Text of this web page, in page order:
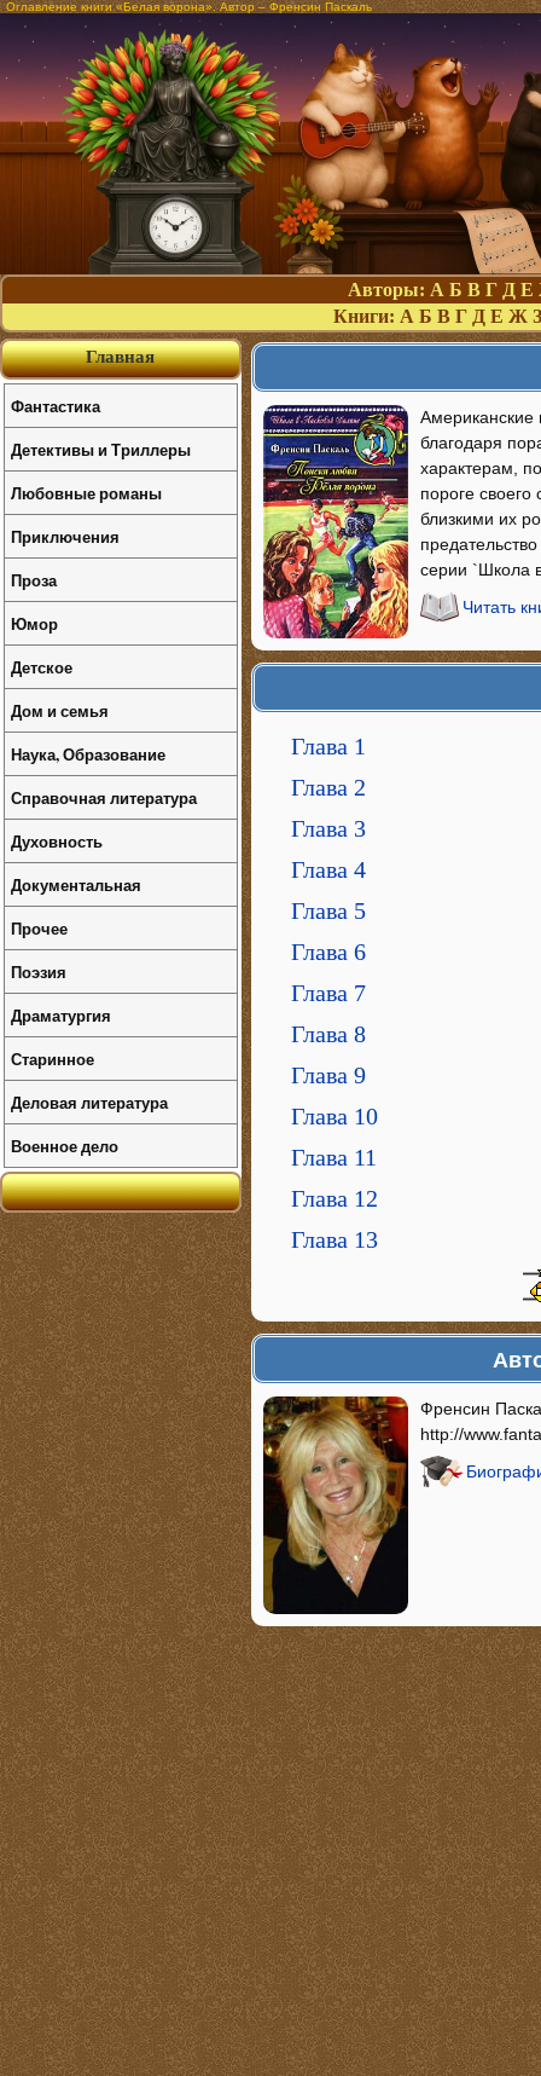
Оглавление книги «Белая ворона». Автор – Френсин Паскаль
Авторы: А Б В Г Д Е
Книги: А Б В Г Д Е Ж З
Американские
благодаря
характерам,
пороге
близкими их
серии `Школа
Читать
Глава 1
Глава 2
Глава 3
Глава 4
Глава 5
Глава 6
Глава 7
Глава 8
Глава 9
Глава 10
Глава 11
Глава 12
Глава 13
Френсин
http://
Главная
Фантастика
Детективы и Триллеры
Любовные романы
Приключения
Проза
Юмор
Детское
Дом и семья
Наука, Образование
Справочная литература
Духовность
Документальная
Прочее
Поэзия
Драматургия
Старинное
Деловая литература
Военное дело